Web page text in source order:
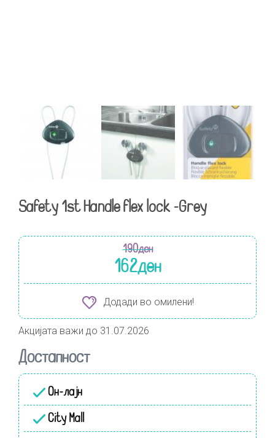
Safety 1st Handle flex lock -Grey
190ден
162ден
Додади во омилени!
Акцијата важи до 31.07.2026
Достапност
Он-лајн
City Mall